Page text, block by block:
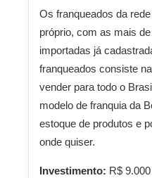
Os franqueados da
próprio, com as mais
importadas já
franqueados consiste
vender para todo o
modelo de franquia da
estoque de produtos e
onde quiser.
Investimento: R$